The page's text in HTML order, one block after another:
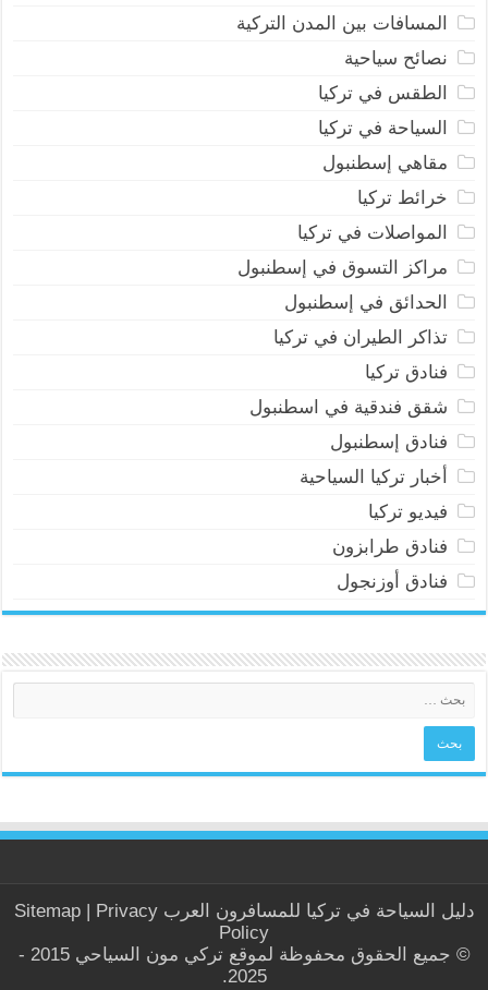
المسافات بين المدن التركية
نصائح سياحية
الطقس في تركيا
السياحة في تركيا
مقاهي إسطنبول
خرائط تركيا
المواصلات في تركيا
مراكز التسوق في إسطنبول
الحدائق في إسطنبول
تذاكر الطيران في تركيا
فنادق تركيا
شقق فندقية في اسطنبول
فنادق إسطنبول
أخبار تركيا السياحية
فيديو تركيا
فنادق طرابزون
فنادق أوزنجول
دليل السياحة فيتركيا للمسافرون العرب Sitemap| Privacy
Policy
© جميع الحقوق محفوظة لموقع تركي مون السياحي 2015 -
2025.